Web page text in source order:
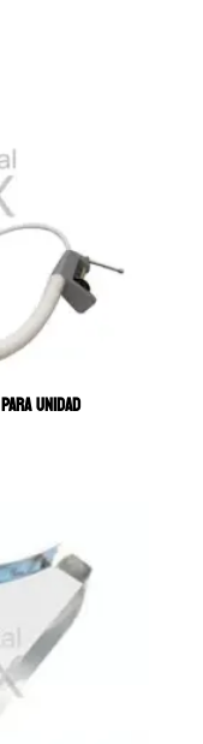
UNIDAD